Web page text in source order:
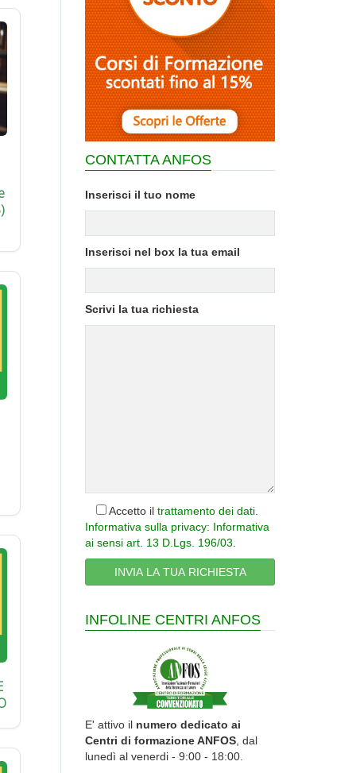
CONTATTA ANFOS
Inserisci il tuo nome
Inserisci nel box la tua email
Scrivi la tua richiesta
Accetto il trattamento dei dati
Informativa sulla privacy: Informativa
ai sensi art. 13 D.Lgs. 196/03
INFOLINE CENTRI ANFOS
E' attivo il numero dedicato ai
Centri di formazione ANFOS , dal
lunedì al venerdi - 9:00 - 18:00.